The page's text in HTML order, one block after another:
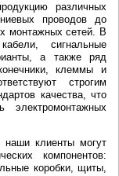
различных
проводов до
монтажных сетей. В
сигнальные
а также ряд
клеммы и
строгим
качества, что
электромонтажных
наши клиенты могут
компонентов:
коробки, щиты,